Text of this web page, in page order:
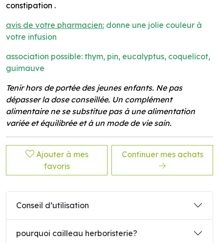
constipation .
avis de votre pharmacien: donne une jolie couleur à
votre infusion
association possible: thym, pin, eucalyptus, coquelicot,
guimauve
Tenir hors de portée des jeunes enfants. Ne pas
dépasser la dose conseillée. Un complément
alimentaire ne se substitue pas à une alimentation
variée et équilibrée et à un mode de vie sain.
Ajouter à mes
favoris
Continuer mes achats
Conseil d’utilisation
pourquoi cailleau herboristerie?